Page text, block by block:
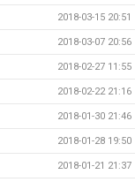
2018-03-15 20:51
2018-03-07 20:56
2018-02-27 11:55
2018-02-22 21:16
2018-01-30 21:46
2018-01-28 19:50
2018-01-21 21:37